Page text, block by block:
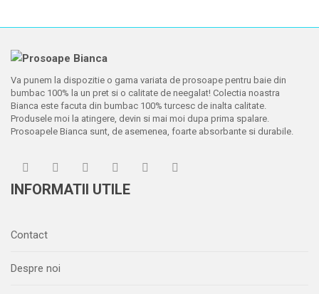
Va punem la dispozitie o gama variata de prosoape pentru baie din
bumbac 100% la un pret si o calitate de neegalat! Colectia noastra
Bianca este facuta din bumbac 100% turcesc de inalta calitate.
Produsele moi la atingere, devin si mai moi dupa prima spalare.
Prosoapele Bianca sunt, de asemenea, foarte absorbante si durabile.
INFORMATII UTILE
Contact
Despre noi